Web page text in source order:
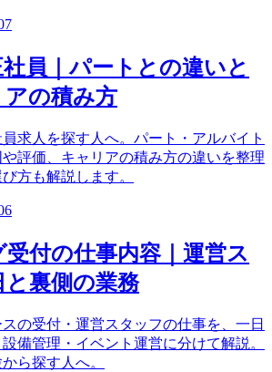
員｜パートとの違いと
の積み方
求人を探す人へ。パート・アルバイト
評価、キャリアの積み方の違いを整理
方も解説します。
付の仕事内容｜運営ス
裏側の業務
の受付・運営スタッフの仕事を、一日
備管理・イベント運営に分けて解説。
ら探す人へ。